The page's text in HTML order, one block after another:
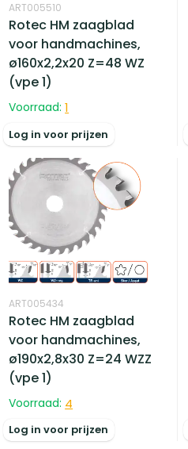
ART005510
Rotec HM zaagblad
voor handmachines,
ø160x2,2x20 Z=48 WZ
(vpe 1)
Voorraad: 1
Log in voor prijzen
ART005434
Rotec HM zaagblad
voor handmachines,
ø190x2,8x30 Z=24 WZZ
(vpe 1)
Voorraad: 4
Log in voor prijzen